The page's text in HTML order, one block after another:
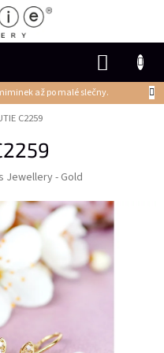
až po malé slečny.
C2259
Jewellery - Gold